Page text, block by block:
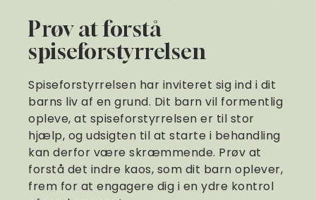
Prøv at forstå
spiseforstyrrelsen
Spiseforstyrrelsen har inviteret sig ind i dit
barns liv af en grund. Dit barn vil formentlig
opleve, at spiseforstyrrelsen er til stor
hjælp, og udsigten til at starte i behandling
kan derfor være skræmmende. Prøv at
forstå det indre kaos, som dit barn oplever,
frem for at engagere dig i en ydre kontrol